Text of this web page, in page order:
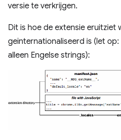
versie te verkrijgen.
Dit is hoe de extensie eruitziet
geïnternationaliseerd is (let
alleen Engelse strings):